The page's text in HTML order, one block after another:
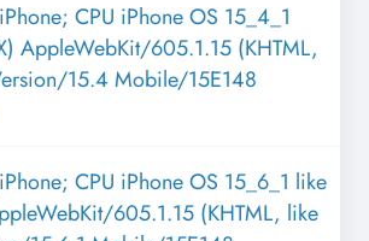
CPU iPhone OS 15_4_1
AppleWebKit/605.1.15 (KHTML,
15.4 Mobile/15E148
CPU iPhone OS 15_6_1 like
605.1.15 (KHTML, like